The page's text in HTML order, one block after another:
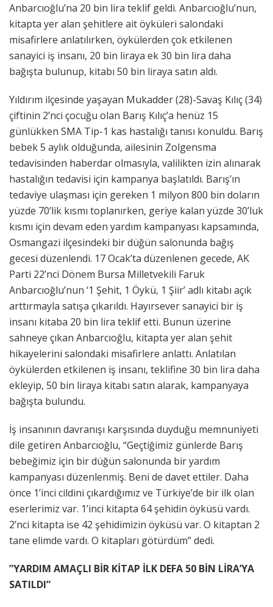
Anbarcıoğlu’na 20 bin lira teklif geldi. Anbarcıoğlu’nun,
kitapta yer alan şehitlere ait öyküleri salondaki
misafirlere anlatılırken, öykülerden çok etkilenen
sanayici iş insanı, 20 bin liraya ek 30 bin lira daha
bağışta bulunup, kitabı 50 bin liraya satın aldı.
Yıldırım ilçesinde yaşayan Mukadder (28)-Savaş Kılıç (34)
çiftinin 2’nci çocuğu olan Barış Kılıç’a henüz 15
günlükken SMA Tip-1 kas hastalığı tanısı konuldu. Barış
bebek 5 aylık olduğunda, ailesinin Zolgensma
tedavisinden haberdar olmasıyla, valilikten izin alınarak
hastalığın tedavisi için kampanya başlatıldı. Barış’ın
tedaviye ulaşması için gereken 1 milyon 800 bin doların
yüzde 70’lik kısmı toplanırken, geriye kalan yüzde 30’luk
kısmı için devam eden yardım kampanyası kapsamında,
Osmangazi ilçesindeki bir düğün salonunda bağış
gecesi düzenlendi. 17 Ocak’ta düzenlenen gecede, AK
Parti 22’nci Dönem Bursa Milletvekili Faruk
Anbarcıoğlu’nun ‘1 Şehit, 1 Öykü, 1 Şiir’ adlı kitabı açık
arttırmayla satışa çıkarıldı. Hayırsever sanayici bir iş
insanı kitaba 20 bin lira teklif etti. Bunun üzerine
sahneye çıkan Anbarcıoğlu, kitapta yer alan şehit
hikayelerini salondaki misafirlere anlattı. Anlatılan
öykülerden etkilenen iş insanı, teklifine 30 bin lira daha
ekleyip, 50 bin liraya kitabı satın alarak, kampanyaya
bağışta bulundu.
İş insanının davranışı karşısında duyduğu memnuniyeti
dile getiren Anbarcıoğlu, “Geçtiğimiz günlerde Barış
bebeğimiz için bir düğün salonunda bir yardım
kampanyası düzenlenmiş. Beni de davet ettiler. Daha
önce 1’inci cildini çıkardığımız ve Türkiye’de bir ilk olan
eserlerimiz var. 1’inci kitapta 64 şehidin öyküsü vardı.
2’nci kitapta ise 42 şehidimizin öyküsü var. O kitaptan 2
tane elimde vardı. O kitapları götürdüm” dedi.
”YARDIM AMAÇLI BİR KİTAP İLK DEFA 50 BİN LİRA’YA
SATILDI”